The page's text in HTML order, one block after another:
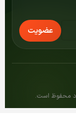
عضویت